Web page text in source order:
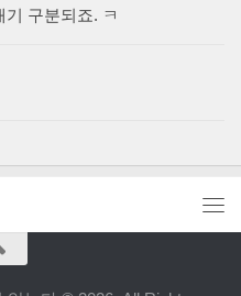
구분되죠. ㅋ